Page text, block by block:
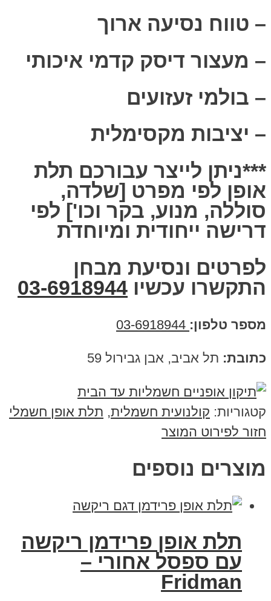
– טווח נסיעה ארוך
– מעצור דיסק קדמי איכותי
– בולמי זעזועים
– יציבות מקסימלית
***ניתן לייצר עבורכם תלת
אופן לפי מפרט [שלדה,
סוללה, מנוע, בקר וכו'] לפי
דרישה ייחודית ומיוחדת
לפרטים ונסיעת מבחן
התקשרו עכשיו 03-6918944
מספר טלפון:
כתובת: תל אביב, אבן גבירול 59
קטגוריות: קולנועית חשמלית, תלת אופן חשמלי
חזור לפירוט המוצר
מוצרים נוספים
תלת אופן פרידמן ריקשה
עם ספסל אחורי –
Fridman